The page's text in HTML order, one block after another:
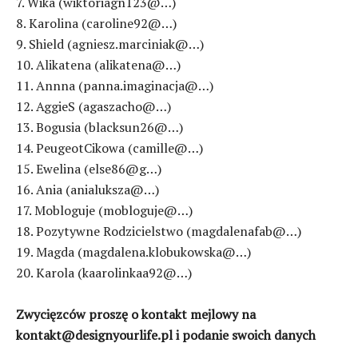
8. Karolina (caroline92@…)
9. Shield (agniesz.marciniak@…)
10. Alikatena (alikatena@…)
11. Annna (panna.imaginacja@…)
12. AggieS (agaszacho@…)
13. Bogusia (blacksun26@…)
14. PeugeotCikowa (camille@…)
15. Ewelina (else86@g…)
16. Ania (anialuksza@…)
17. Mobloguje (mobloguje@…)
18. Pozytywne Rodzicielstwo (magdalenafab@…)
19. Magda (magdalena.klobukowska@…)
20. Karola (kaarolinkaa92@…)
Zwycięzców proszę o kontakt mejlowy na
kontakt@designyourlife.pl i podanie swoich danych